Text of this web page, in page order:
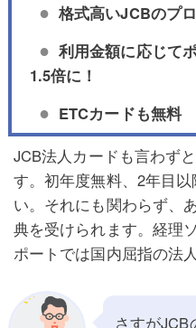
格式高いJCBのプ
利用金額に応じて
1.5倍に！
ETCカードも無料
JCB法人カードも言わず
す。初年度無料、2年目
い。それにも関わらず、
典を受けられます。経理
ポートでは国内屈指の法
さすが